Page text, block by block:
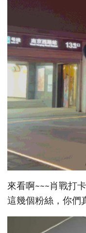
來看啊~~~肖戰打
這幾個粉絲，你們